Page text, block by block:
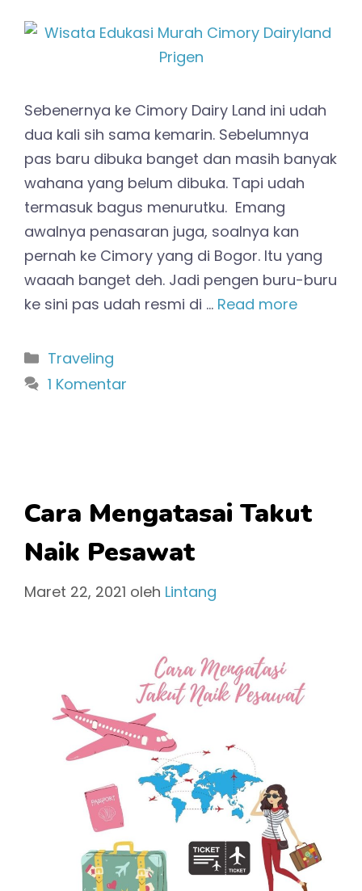
Sebenernya ke Cimory Dairy Land ini udah
dua kali sih sama kemarin. Sebelumnya
pas baru dibuka banget dan masih banyak
wahana yang belum dibuka. Tapi udah
termasuk bagus menurutku. Emang
awalnya penasaran juga, soalnya kan
pernah ke Cimory yang di Bogor. Itu yang
waaah banget deh. Jadi pengen buru-buru
ke sini pas udah resmi di … Read more
Kategori
Traveling
1 Komentar
Cara Mengatasai Takut
Naik Pesawat
Maret 22, 2021 oleh Lintang